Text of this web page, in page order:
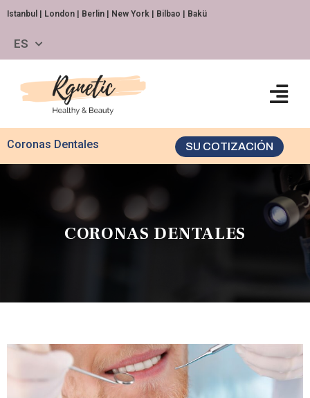
Istanbul | London | Berlin | New York | Bilbao | Bakü
ES
Coronas Dentales SU COTIZACIÓN
CORONAS DENTALES